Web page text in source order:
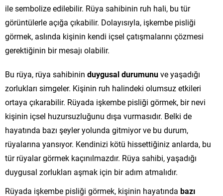
ile sembolize edilebilir. Rüya sahibinin ruh hali, bu tür
görüntülerle açığa çıkabilir. Dolayısıyla, işkembe pisliği
görmek, aslında kişinin kendi içsel çatışmalarını çözmesi
gerektiğinin bir mesajı olabilir.
Bu rüya, rüya sahibinin duygusal durumunuve yaşadığı
zorlukları simgeler. Kişinin ruh halindeki olumsuz etkileri
ortaya çıkarabilir. Rüyada işkembe pisliği görmek, bir nevi
kişinin içsel huzursuzluğunu dışa vurmasıdır. Belki de
hayatında bazı şeyler yolunda gitmiyor ve bu durum,
rüyalarına yansıyor. Kendinizi kötü hissettiğiniz anlarda, bu
tür rüyalar görmek kaçınılmazdır. Rüya sahibi, yaşadığı
duygusal zorlukları aşmak için bir adım atmalıdır.
Rüyada işkembe pisliği görmek, kişinin hayatında bazı